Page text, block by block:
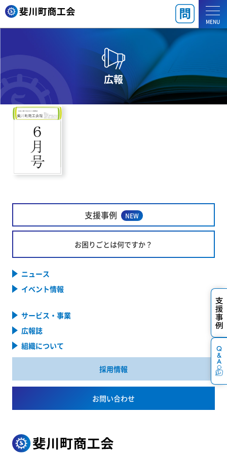
MENU
広報
支援事例 NEW
お困りごとは何ですか？
ニュース
イベント情報
サービス・事業
広報誌
組織について
採用情報
お問い合わせ